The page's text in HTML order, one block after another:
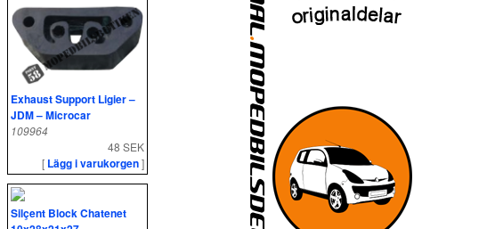
Exhaust Support Ligier –
JDM – Microcar
109964
48 SEK
[ Lägg i varukorgen]
Silçent Block Chatenet